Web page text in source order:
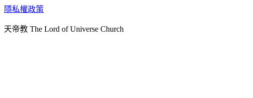
天人研究學院
天人炁功院
隱私權政策
天帝教 The Lord of Universe Church